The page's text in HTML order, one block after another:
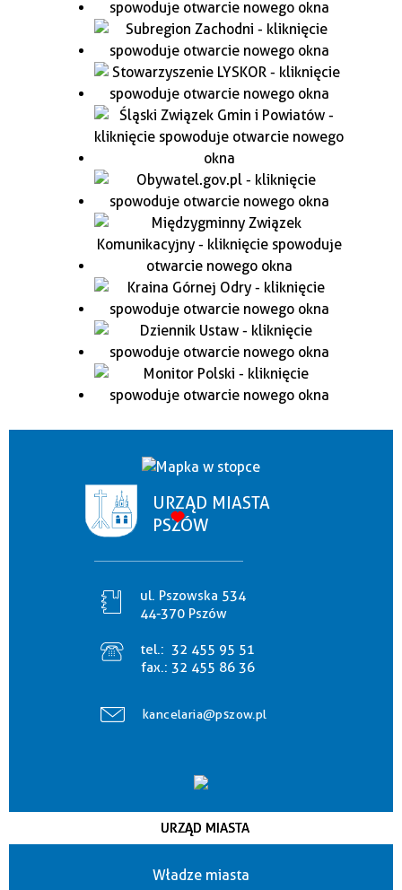
URZĄD MIASTA
PSZÓW
ul. Pszowska 534
44-370 Pszów
tel.: 32 455 95 51
fax.: 32 455 86 36
kancelaria@pszow.pl
URZĄD MIASTA
Władze miasta